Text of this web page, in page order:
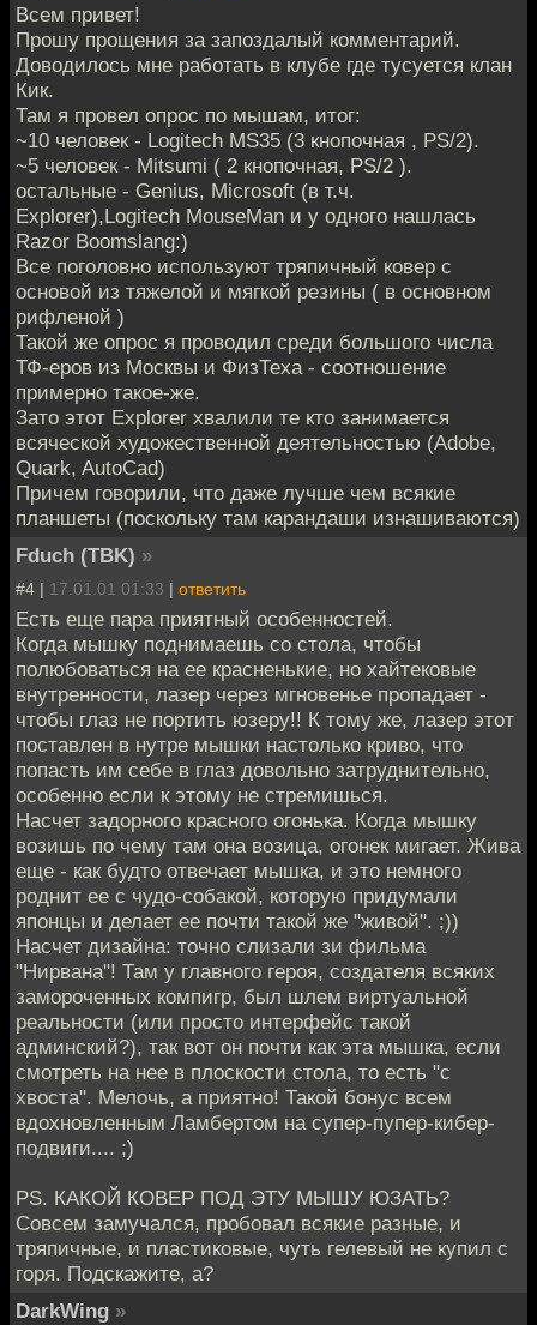
Всем привет!
Прошу прощения за запоздалый комментарий.
Доводилось мне работать в клубе где тусуется клан
Кик.
Там я провел опрос по мышам, итог:
~10 человек - Logitech MS35 (3 кнопочная , PS/2).
~5 человек - Mitsumi ( 2 кнопочная, PS/2 ).
остальные - Genius, Microsoft (в т.ч.
Explorer),Logitech MouseMan и у одного нашлась
Razor Boomslang:)
Все поголовно используют тряпичный ковер с
основой из тяжелой и мягкой резины ( в основном
рифленой )
Такой же опрос я проводил среди большого числа
ТФ-еров из Москвы и ФизТеха - соотношение
примерно такое-же.
Зато этот Explorer хвалили те кто занимается
всяческой художественной деятельностью (Adobe,
Quark, AutoCad)
Причем говорили, что даже лучше чем всякие
планшеты (поскольку там карандаши изнашиваются)
Fduch (TBK) »
#4 | 17.01.01 01:33 | ответить
Есть еще пара приятный особенностей.
Когда мышку поднимаешь со стола, чтобы
полюбоваться на ее красненькие, но хайтековые
внутренности, лазер через мгновенье пропадает -
чтобы глаз не портить юзеру!! К тому же, лазер этот
поставлен в нутре мышки настолько криво, что
попасть им себе в глаз довольно затруднительно,
особенно если к этому не стремишься.
Насчет задорного красного огонька. Когда мышку
возишь по чему там она возица, огонек мигает. Жива
еще - как будто отвечает мышка, и это немного
роднит ее с чудо-собакой, которую придумали
японцы и делает ее почти такой же "живой". ;))
Насчет дизайна: точно слизали зи фильма
"Нирвана"! Там у главного героя, создателя всяких
замороченных компигр, был шлем виртуальной
реальности (или просто интерфейс такой
админский?), так вот он почти как эта мышка, если
смотреть на нее в плоскости стола, то есть "с
хвоста". Мелочь, а приятно! Такой бонус всем
вдохновленным Ламбертом на супер-пупер-кибер-
подвиги.... ;)
PS. КАКОЙ КОВЕР ПОД ЭТУ МЫШУ ЮЗАТЬ?
Совсем замучался, пробовал всякие разные, и
тряпичные, и пластиковые, чуть гелевый не купил с
горя. Подскажите, а?
DarkWing »